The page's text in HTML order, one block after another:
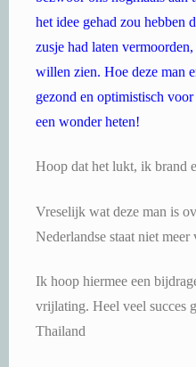
het idee gehad zou hebben
zusje had laten
willen zien. Hoe deze man
gezond en optimistisch
een wonder heten!
Hoop dat het lukt, ik brand
Vreselijk wat deze man is
Nederlandse staat niet
Ik hoop hiermee een
vrijlating. Heel veel succes
Thailand